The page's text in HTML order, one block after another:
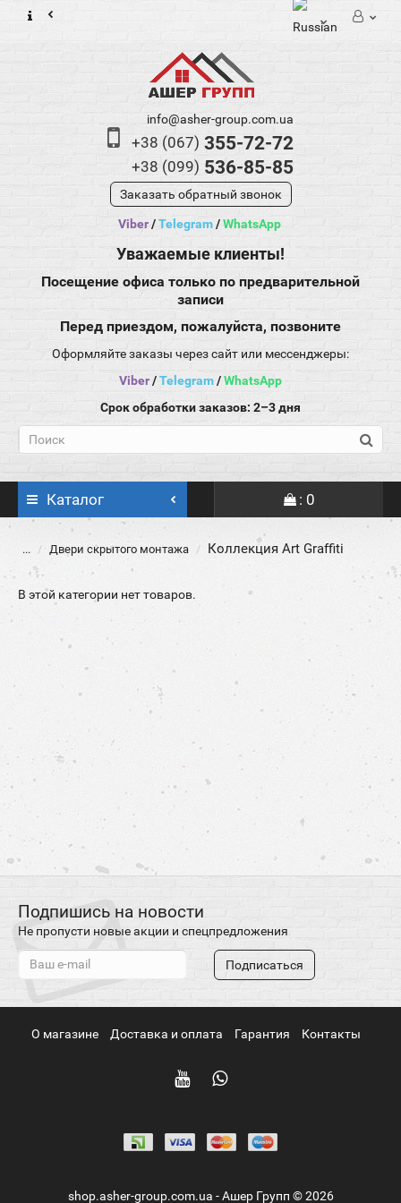
info@asher-group.com.ua
+38 (067) 355-72-72
+38 (099) 536-85-85
Заказать обратный звонок
Viber/Telegram/WhatsApp
Уважаемые клиенты!
Посещение офиса только по предварительной
записи
Перед приездом, пожалуйста, позвоните
Оформляйте заказы через сайт или мессенджеры:
Viber/Telegram/WhatsApp
Срок обработки заказов: 2–3 дня
Каталог : 0
... Двери скрытого монтажа Коллекция Art Graffiti
В этой категории нет товаров.
Подпишись на новости
Не пропусти новые акции и спецпредложения
Подписаться
О магазине Доставка и оплата Гарантия Контакты
shop.asher-group.com.ua - Ашер Групп © 2026